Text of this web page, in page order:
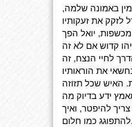
באמונה שלמה,
לזקק את זעקותיו
יואל הפך
קדוש אם לא זה
לחיי הנצח, זה
את הוראותיו
האיש שכל תזוזה
ידע בדיוק מה
להיפטר, ואיך
להתפוגג כמו חלום.